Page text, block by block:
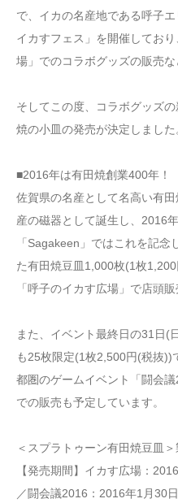
で、イカの名産地である呼子
イカすフェス」を開催してお
場」でのコラボグッズの販売な
そしてこの度、コラボグッズ
焼の小皿の発売が決定しました
■2016年は有田焼創業400年！
佐賀県の名産として名高い有
産の磁器として誕生し、2016
「Sagakeen」ではこれを記
た有田焼豆皿1,000枚(1枚
「呼子のイカす広場」で店頭販
また、イベント最終日の31日(
も25枚限定(1枚2,500円(税抜))
都圏のゲームイベント「闘会
での販売も予定しています。
＜スプラトゥーン有田焼豆皿
【発売期間】イカす広場：
／闘会議2016：2016年1月30